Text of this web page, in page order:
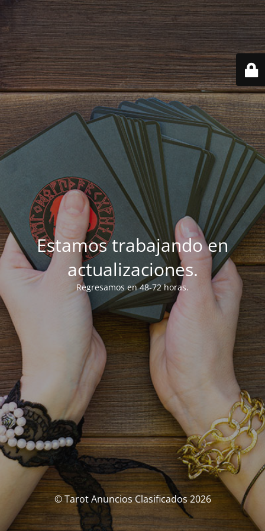
Estamos trabajando en
actualizaciones.
Regresamos en 48-72 horas.
© Tarot Anuncios Clasificados 2026